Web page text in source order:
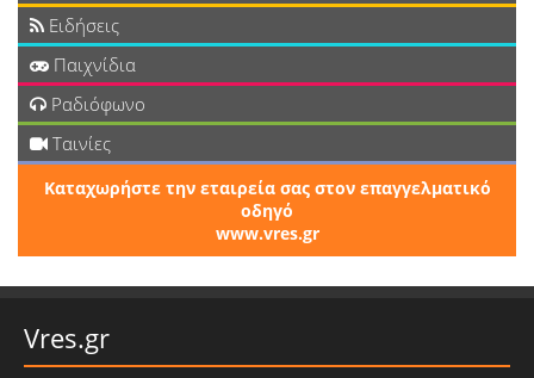
Ειδήσεις
Παιχνίδια
Ραδιόφωνο
Ταινίες
Καταχωρήστε την εταιρεία σας στον επαγγελματικό
οδηγό
www.vres.gr
Vres.gr